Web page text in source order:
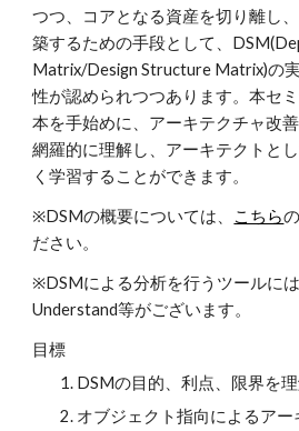
つつ、コアとなる資産を切り離し
築するための手段として、
Matrix/Design Structure Matrix)の
性が認められつつあります。本セ
本を手始めに、アーキテクチャ改
網羅的に理解し、アーキテクトと
く学習することができます。
※DSMの概要については、 こちら
ださい。
※DSMによる分析を行うツールに
Understand等がございます。
目標
DSMの目的、利点、限界を
オブジェクト指向によるアー